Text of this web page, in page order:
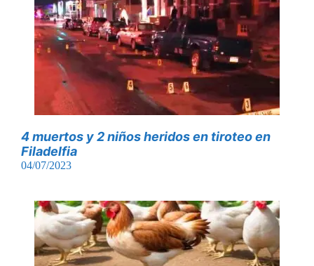
4 muertos y 2 niños heridos en tiroteo en
Filadelfia
04/07/2023